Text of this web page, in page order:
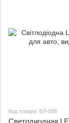
Код товара: БЛ-008
Светодиодная